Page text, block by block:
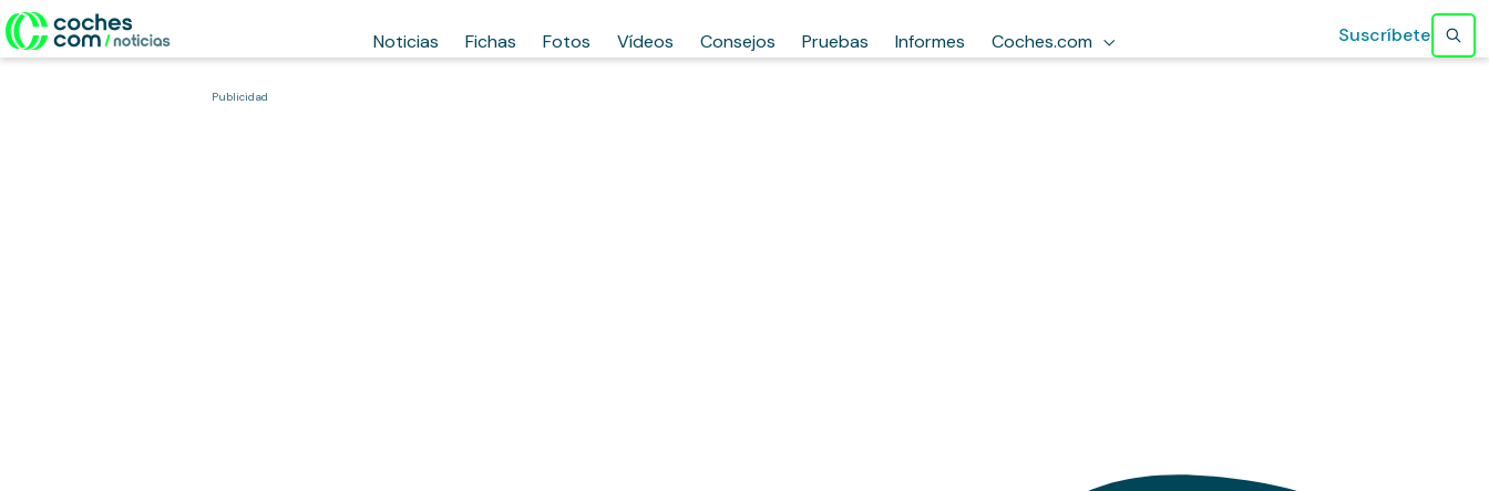
Noticias Fichas Fotos Vídeos Consejos Pruebas Informes Coches.com Suscríbete
Publicidad